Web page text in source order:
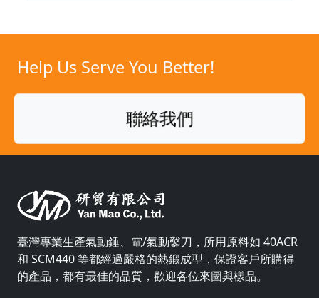
Help Us Serve You Better!
聯絡我們
臺灣專業生產氣動錘、電/氣動鑿刀，所用原料如 40ACR
和 SCM440 等都經過嚴格的熱鍛成型，保證客戶所購得
的產品，都有最佳的品質，歡迎各位來圖與樣品。